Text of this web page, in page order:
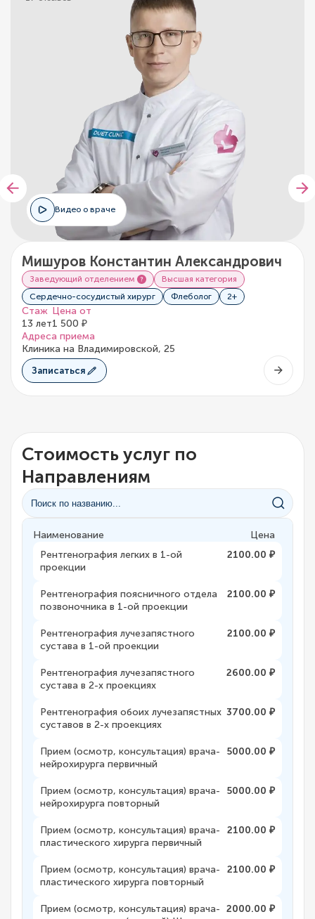
Видео о враче
Мишуров Константин Александрович
Заведующий отделением
Высшая категория
Сердечно-сосудистый хирург
Флеболог 2+
Стаж
13 лет
Цена от
1 500 ₽
Адреса приема
Клиника на Владимировской, 25
Записаться
Стоимость услуг по
Направлениям
Наименование
Цена
Рентгенография легких в 1-ой
проекции
2100.00 ₽
Рентгенография поясничного отдела
позвоночника в 1-ой проекции
2100.00 ₽
Рентгенография лучезапястного
сустава в 1-ой проекции
2100.00 ₽
Рентгенография лучезапястного
сустава в 2-х проекциях
2600.00 ₽
Рентгенография обоих лучезапястных
суставов в 2-х проекциях
3700.00 ₽
Прием (осмотр, консультация) врача-
нейрохирурга первичный
5000.00 ₽
Прием (осмотр, консультация) врача-
нейрохирурга повторный
5000.00 ₽
Прием (осмотр, консультация) врача-
пластического хирурга первичный
2100.00 ₽
Прием (осмотр, консультация) врача-
пластического хирурга повторный
2100.00 ₽
Прием (осмотр, консультация) врача- 2000.00 ₽